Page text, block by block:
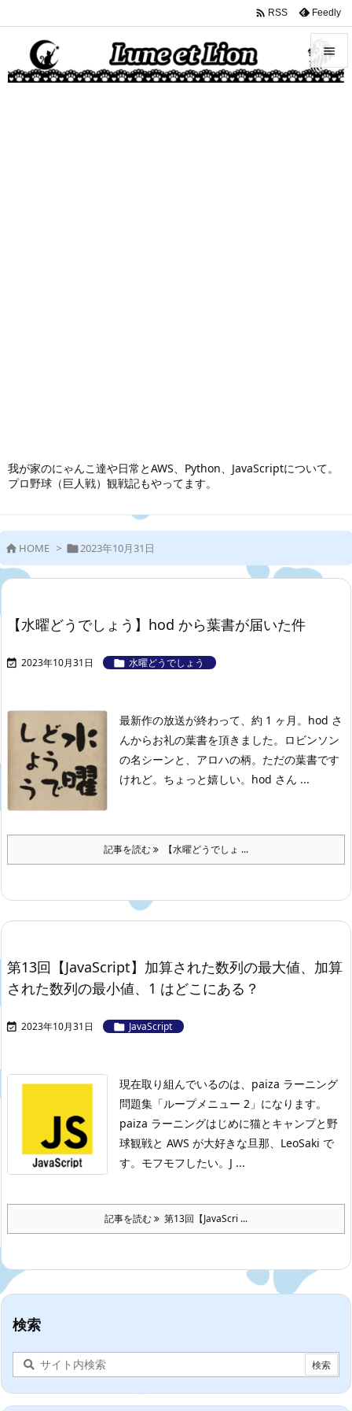
我が家のにゃんこ達や日常とAWS、Python、JavaScriptについて。
プロ野球（巨人戦）観戦記もやってます。


 RSS Feedly
 HOME > 2023年10月31日
【水曜どうでしょう】hod から葉書が届いた件
 2023年10月31日  水曜どうでしょう
最新作の放送が終わって、約 1 ヶ月。 hod さ
んからお礼の葉書を頂きました。 ロビンソン
の名シーンと、アロハの柄。 ただの葉書です
けれど。 ちょっと嬉しい。 hod さん ...
記事を読む 【水曜どうでしょ ...
第13回【JavaScript】加算された数列の最大値、加算
された数列の最小値、1 はどこにある？
 2023年10月31日  JavaScript
現在取り組んでいるのは、paiza ラーニング
問題集「ループメニュー 2」になります。
paiza ラーニングはじめに猫とキャンプと野
球観戦と AWS が大好きな旦那、LeoSaki で
す。モフモフしたい。 J ...
記事を読む 第13回【JavaScri ...
検索